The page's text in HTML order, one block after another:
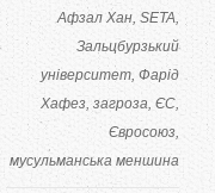
Афзал Хан SETA
Зальцбурзький
університет Фарід
Хафез загроза ЄС
Євросоюз
мусульманська меншина